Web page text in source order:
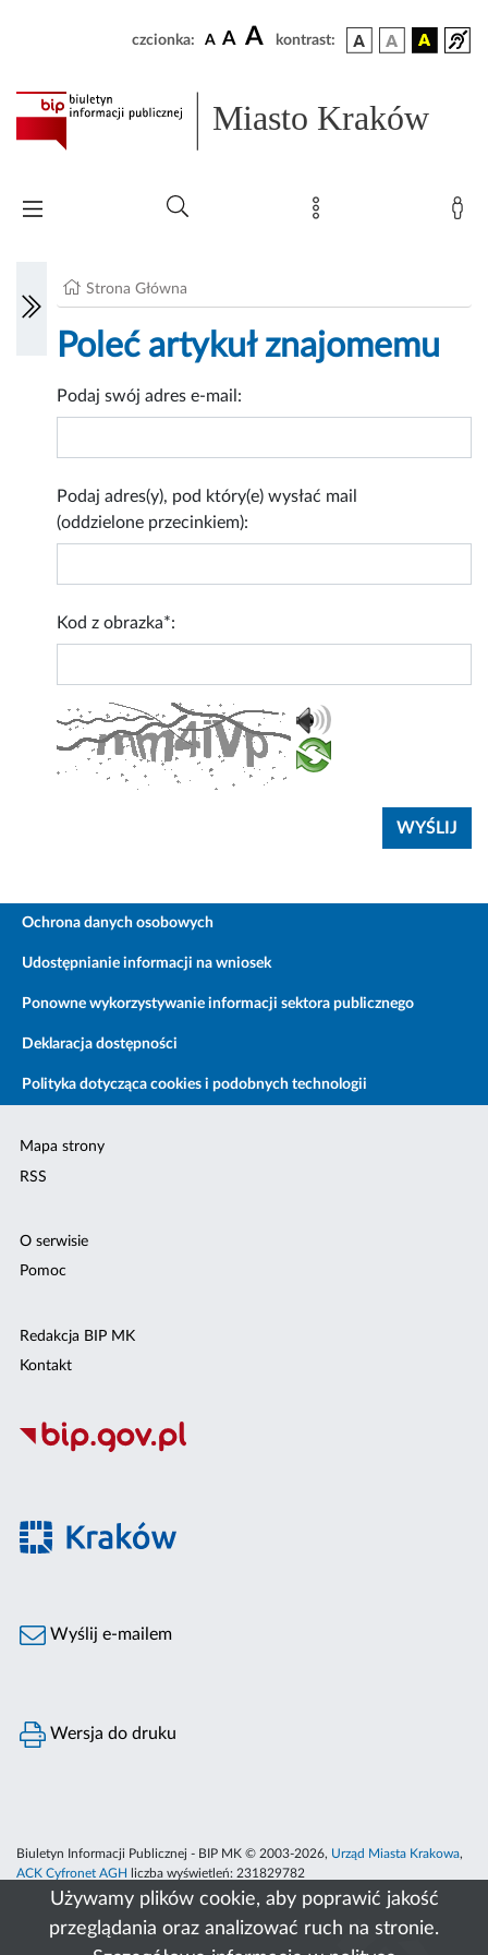
Używamy plików cookie, aby poprawić jakość
przeglądania oraz analizować ruch na stronie.
czcionka: A A A kontrast:
Miasto Kraków
Strona Główna
Poleć artykuł znajomemu
Podaj swój adres e-mail:
Podaj adres(y), pod który(e) wysłać mail
(oddzielone przecinkiem):
Kod z obrazka*:
Ochrona danych osobowych
Udostępnianie informacji na wniosek
Ponowne wykorzystywanie informacji sektora publicznego
Deklaracja dostępności
Polityka dotycząca cookies i podobnych technologii
Mapa strony
RSS
O serwisie
Pomoc
Redakcja BIP MK
Kontakt
Wyślij e-mailem
Wersja do druku
Biuletyn Informacji Publicznej - BIP MK © 2003-2026, Urząd Miasta Krakowa,
ACK Cyfronet AGH
liczba wyświetleń: 231829782